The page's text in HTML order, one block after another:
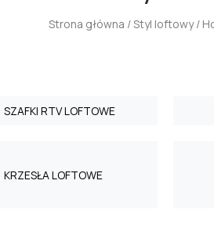
Strona główna /Styl loftowy/
SZAFKI RTV LOFTOWE
KRZESŁA LOFTOWE